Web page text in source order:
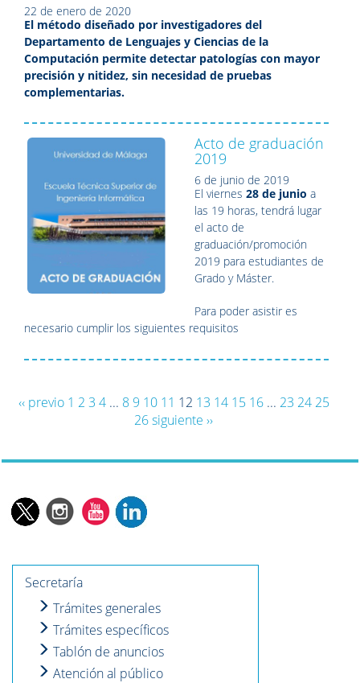
22 de enero de 2020
El método diseñado por investigadores del
Departamento de Lenguajes y Ciencias de la
Computación permite detectar patologías con mayor
precisión y nitidez, sin necesidad de pruebas
complementarias.
Acto de graduación
2019
6 de junio de 2019
El viernes 28 de junio a
las 19 horas, tendrá lugar
el acto de
graduación/promoción
2019 para estudiantes de
Grado y Máster.
Para poder asistir es
necesario cumplir los siguientes requisitos
‹‹ previo 1 2 3 4... 8 9 10 11 12 13 14 15 16... 23 24 25
26siguiente ››
Secretaría
Trámites generales
Trámites específicos
Tablón de anuncios
Atención al público